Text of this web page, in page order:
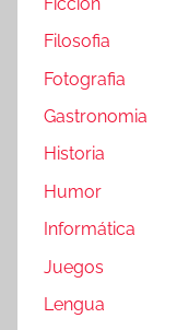
Filosofia
Fotografia
Gastronomia
Historia
Humor
Informática
Juegos
Lengua